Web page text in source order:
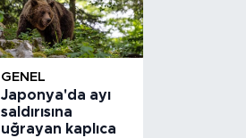
GENEL
Japonya'da ayı
saldırısına
uğrayan kaplıca